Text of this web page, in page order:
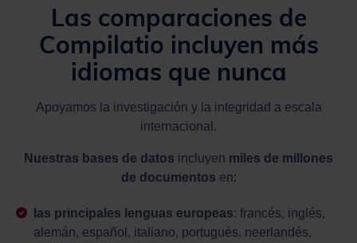
Las comparaciones de
Compilatio incluyen más
idiomas que nunca
Apoyamos la investigación y la integridad a escala
internacional.
Nuestras bases de datos incluyen miles de millones
de documentos en:
las principales lenguas europeas: francés, inglés,
alemán, español, italiano, portugués, neerlandés,